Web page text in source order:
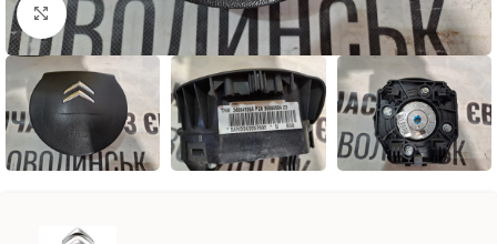
Натисніть, щоб збільшити